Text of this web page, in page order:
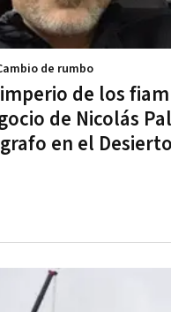
de los
de Nicolás
en el
de rumbo